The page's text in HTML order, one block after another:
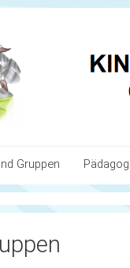
Gruppen
Unser